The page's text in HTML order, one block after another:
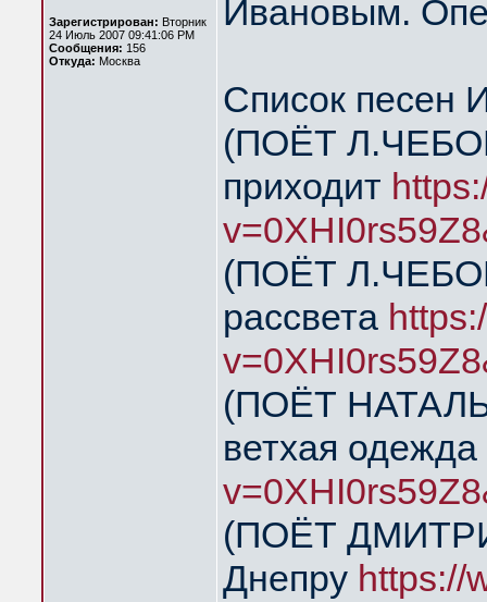
Зарегистрирован: Вторник
24 Июль 2007 09:41:06 PM
Сообщения: 156
Откуда: Москва
Ивановым.
Список песен
(ПОЁТ
приходит
(ПОЁТ
рассвета
(ПОЁТ
ветхая одежда
(ПОЁТ
Днепру https://